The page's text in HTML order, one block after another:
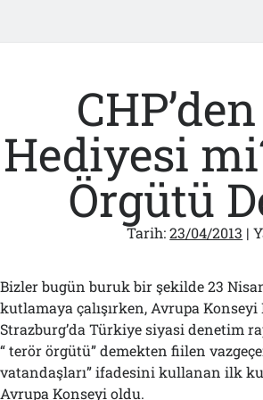
Hediyesi
Örgütü
Tarih:23/04/2013 |
Bizler bugün buruk bir şekilde 23
kutlamaya çalışırken, Avrupa
Strazburg’da Türkiye siyasi denetim
“ terör örgütü” demekten fiilen
vatandaşları” ifadesini kullanan ilk
Avrupa Konseyi oldu.